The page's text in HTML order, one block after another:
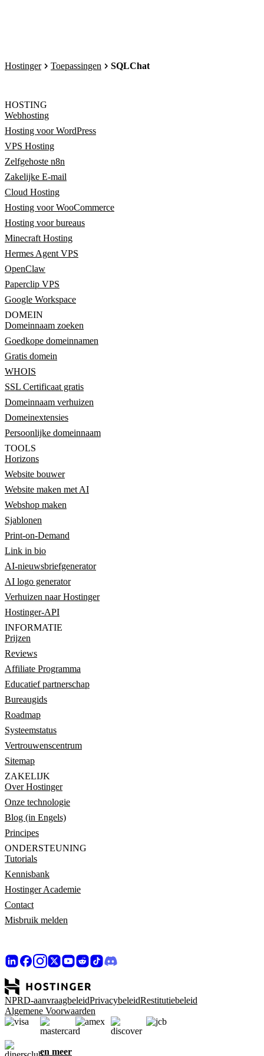
Hostinger Toepassingen SQLChat
HOSTING
Webhosting
Hosting voor WordPress
VPS Hosting
Zelfgehoste n8n
Zakelijke E-mail
Cloud Hosting
Hosting voor WooCommerce
Hosting voor bureaus
Minecraft Hosting
Hermes Agent VPS
OpenClaw
Paperclip VPS
Google Workspace
DOMEIN
Domeinnaam zoeken
Goedkope domeinnamen
Gratis domein
WHOIS
SSL Certificaat gratis
Domeinnaam verhuizen
Domeinextensies
Persoonlijke domeinnaam
TOOLS
Horizons
Website bouwer
Website maken met AI
Webshop maken
Sjablonen
Print-on-Demand
Link in bio
AI-nieuwsbriefgenerator
AI logo generator
Verhuizen naar Hostinger
Hostinger-API
INFORMATIE
Prijzen
Reviews
Affiliate Programma
Educatief partnerschap
Bureaugids
Roadmap
Systeemstatus
Vertrouwenscentrum
Sitemap
ZAKELIJK
Over Hostinger
Onze technologie
Blog (in Engels)
Principes
ONDERSTEUNING
Tutorials
Kennisbank
Hostinger Academie
Contact
Misbruik melden
NPRD-aanvraagbeleidPrivacybeleidRestitutiebeleid
Algemene Voorwaarden
en meer